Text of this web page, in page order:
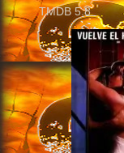
TMDB5.8